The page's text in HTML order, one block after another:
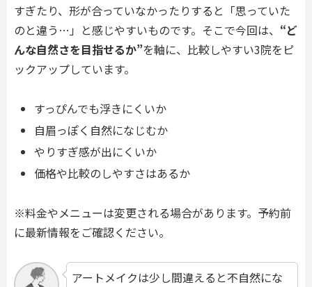
すぎたり、形が合っていなかったりすると「思っていた
のと違う…」と感じやすいものです。そこで今回は、 “ど
んな自然さを目指せるか”を軸に、比較しやすい3院をピ
ックアップしています。
すっぴんでも浮きにくいか
自眉っぽく自然になじむか
やりすぎ感が出にくいか
価格や比較のしやすさはあるか
※料金やメニューは変更される場合があります。予約前
に最新情報をご確認ください。
アートメイクは少し間違えると不自然にな